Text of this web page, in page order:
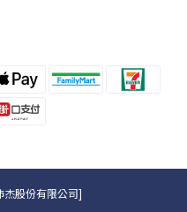
股份有限公司]